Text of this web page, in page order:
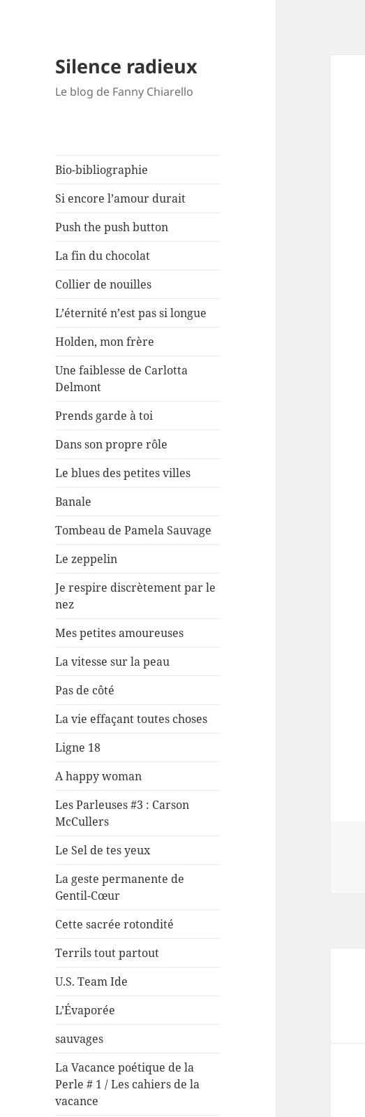
Silence radieux
Le blog de Fanny Chiarello
Bio-bibliographie
Si encore l’amour durait
Push the push button
La fin du chocolat
Collier de nouilles
L’éternité n’est pas si longue
Holden, mon frère
Une faiblesse de Carlotta
Delmont
Prends garde à toi
Dans son propre rôle
Le blues des petites villes
Banale
Tombeau de Pamela Sauvage
Le zeppelin
Je respire discrètement par le
nez
Mes petites amoureuses
La vitesse sur la peau
Pas de côté
La vie effaçant toutes choses
Ligne 18
A happy woman
Les Parleuses #3 : Carson
McCullers
Le Sel de tes yeux
La geste permanente de
Gentil-Cœur
Cette sacrée rotondité
Terrils tout partout
U.S. Team Ide
L’Évaporée
sauvages
La Vacance poétique de la
Perle # 1 / Les cahiers de la
vacance